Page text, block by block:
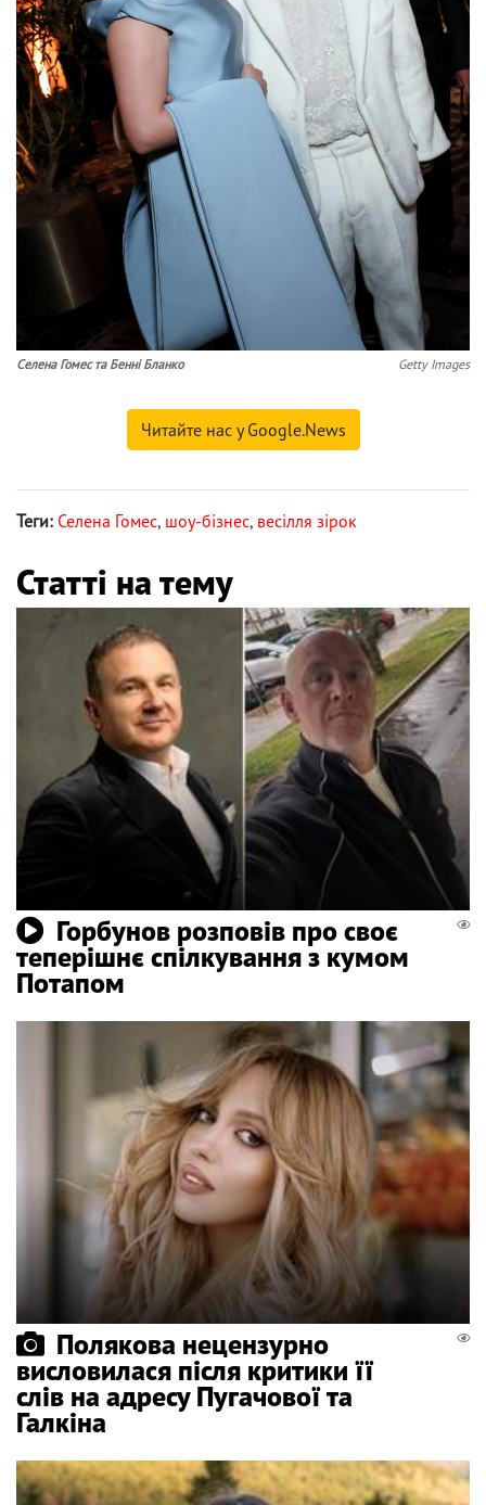
Селена Гомес та Бенні Бланко Getty Images
Читайте нас у Google.News
Теги: Селена Гомес, шоу-бізнес, весілля зірок
Статті на тему
Горбунов розповів про своє
теперішнє спілкування з кумом
Потапом
Полякова нецензурно
висловилася після критики її
слів на адресу Пугачової та
Галкіна